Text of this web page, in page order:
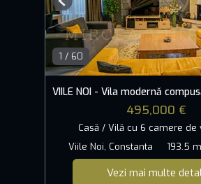
1 / 60
Previous
VIILE NOI - Vila modernă
495,000 €
Casă / Vilă cu 6 camere de
Viile Noi, Constanta
193.5
Vezi mai multe